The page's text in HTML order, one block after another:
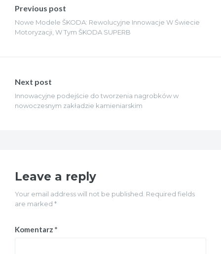
wpisu
Previous post
Nowe Modele ŠKODA: Rewolucyjne Innowacje W Świecie
Motoryzacji, W Tym ŠKODA SUPERB
Next post
Innowacyjne podejście do tworzenia nagrobków w
nowoczesnym zakładzie kamieniarskim
Leave a reply
Your email address will not be published. Required fields
are marked *
Komentarz *